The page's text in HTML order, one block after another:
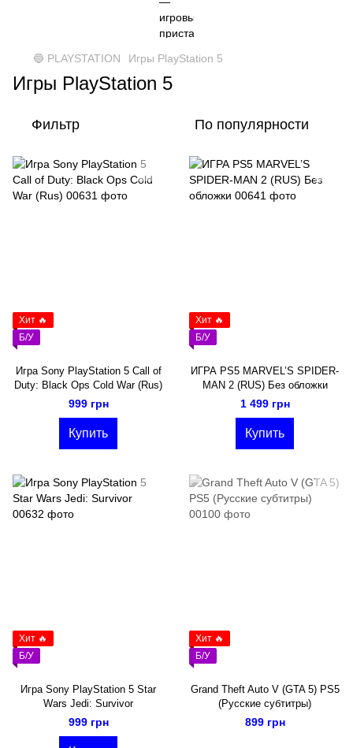
🔵 PLAYSTATION Игры PlayStation 5
Игры PlayStation 5
Фильтр По популярности
Хит 🔥
Б/У
Игра Sony PlayStation 5 Call of
Duty: Black Ops Cold War (Rus)
999 грн
Купить
Хит 🔥
Б/У
ИГРА PS5 MARVEL’S SPIDER-
MAN 2 (RUS) Без обложки
1 499 грн
Купить
Хит 🔥
Б/У
Игра Sony PlayStation 5 Star
Wars Jedi: Survivor
999 грн
Хит 🔥
Б/У
Grand Theft Auto V (GTA 5) PS5
(Русские субтитры)
899 грн